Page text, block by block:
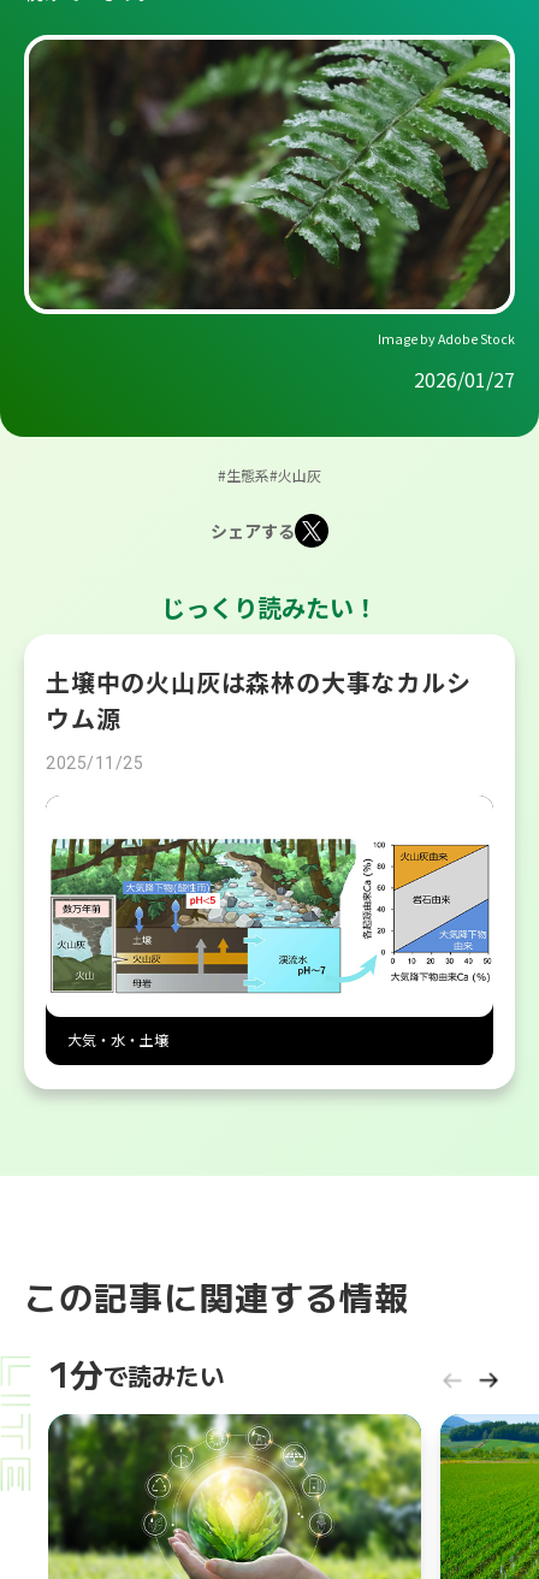
Image byAdobe Stock
2026/01/27
#生態系#火山灰
シェアする
じっくり読みたい！
土壌中の火山灰は森林の大事なカルシ
ウム源
2025/11/25
大気・水・土壌
この記事に関連する情報
1分で読みたい